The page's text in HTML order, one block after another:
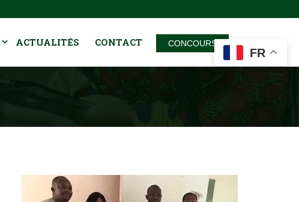
ACTUALITÉS CONTACT CONCOURS
FR